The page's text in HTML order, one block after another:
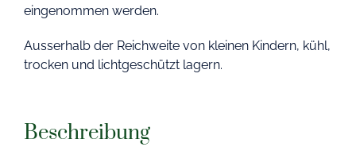
eingenommen werden.
Ausserhalb der Reichweite von kleinen Kindern, kühl,
trocken und lichtgeschützt lagern.
Beschreibung